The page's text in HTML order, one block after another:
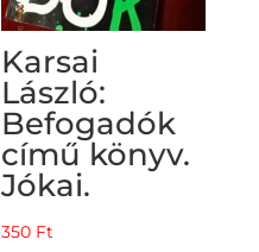
Karsai
László:
Befogadók
című könyv.
Jókai.
350 Ft